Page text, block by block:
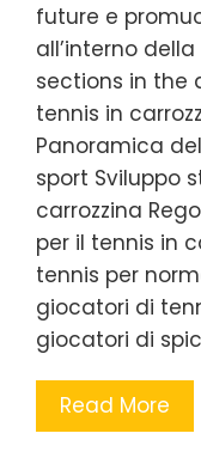
future e
all’interno
sections in the
tennis in
Panoramica
sport Sviluppo
carrozzina
per il tennis in
tennis per
giocatori di
giocatori di
Read More